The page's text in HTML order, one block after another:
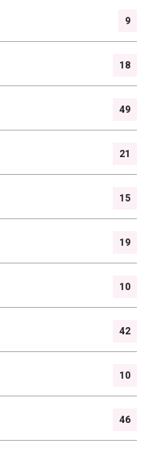
9
18
49
21
15
19
10
42
10
46